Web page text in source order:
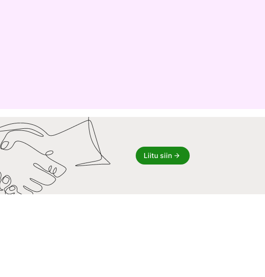
Liitu siin